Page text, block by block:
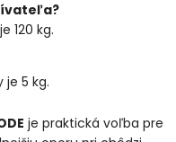
120 kg.
je 5 kg.
je praktická voľba pre